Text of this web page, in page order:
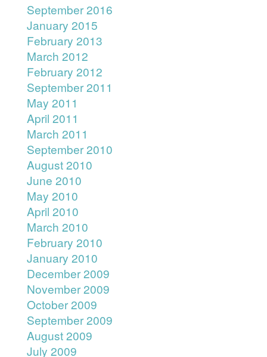
September 2016
January 2015
February 2013
March 2012
February 2012
September 2011
May 2011
April 2011
March 2011
September 2010
August 2010
June 2010
May 2010
April 2010
March 2010
February 2010
January 2010
December 2009
November 2009
October 2009
September 2009
August 2009
July 2009